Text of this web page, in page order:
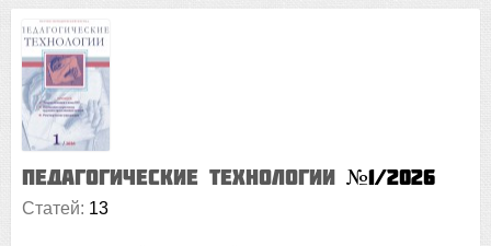
Педагогические технологии №1/2026
Статей: 13